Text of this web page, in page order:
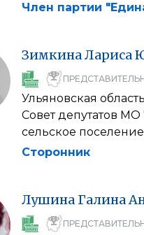
Член партии
ЗимкинаЛариса
Ульяновская область
Совет депутатов
сельское
Сторонник
Лушина Галина